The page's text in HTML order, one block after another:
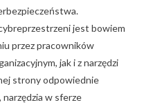
jest bowiem
przez pracowników
jak i z narzędzi
strony odpowiednie
w sferze